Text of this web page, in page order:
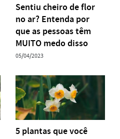
Sentiu cheiro de flor
no ar? Entenda por
que as pessoas têm
MUITO medo disso
05/04/2023
5 plantas que você